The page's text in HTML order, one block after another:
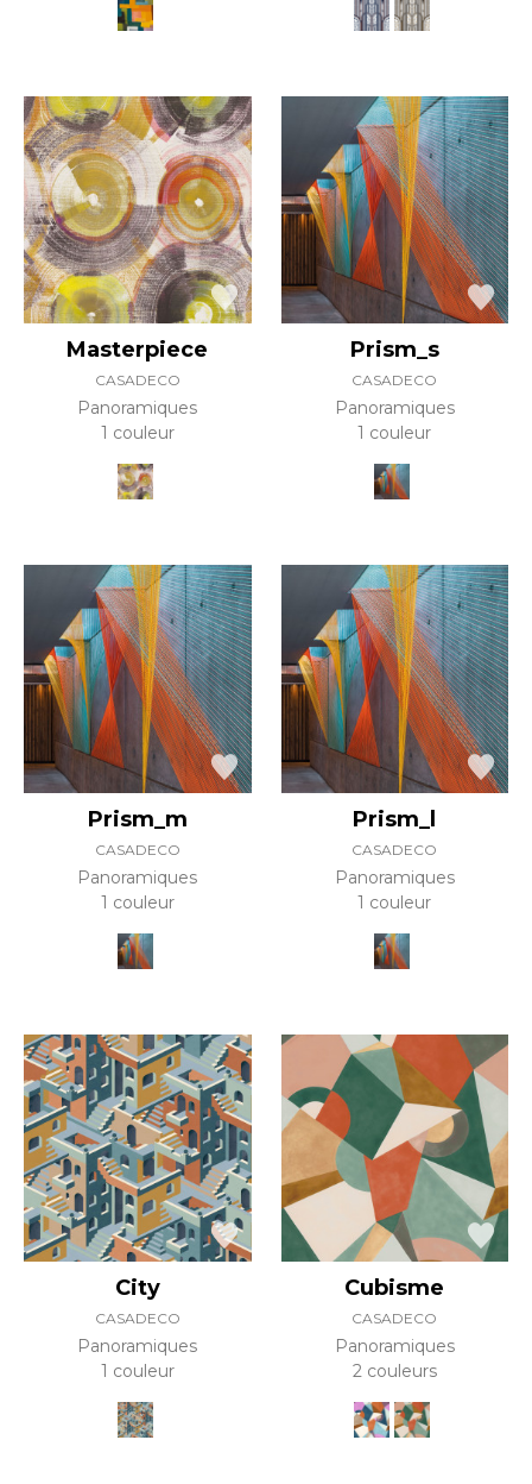
Masterpiece
CASADECO
Panoramiques
1 couleur
Prism_s
CASADECO
Panoramiques
1 couleur
Prism_m
CASADECO
Panoramiques
1 couleur
Prism_l
CASADECO
Panoramiques
1 couleur
City
CASADECO
Panoramiques
1 couleur
Cubisme
CASADECO
Panoramiques
2 couleurs